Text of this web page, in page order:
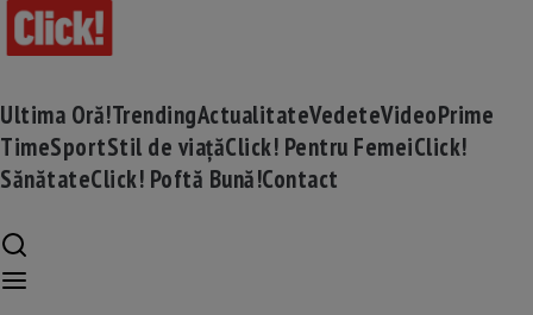
Ultima Oră!TrendingActualitateVedeteVideoPrime
TimeSportStil de viațăClick! Pentru FemeiClick!
SănătateClick! Poftă Bună!Contact